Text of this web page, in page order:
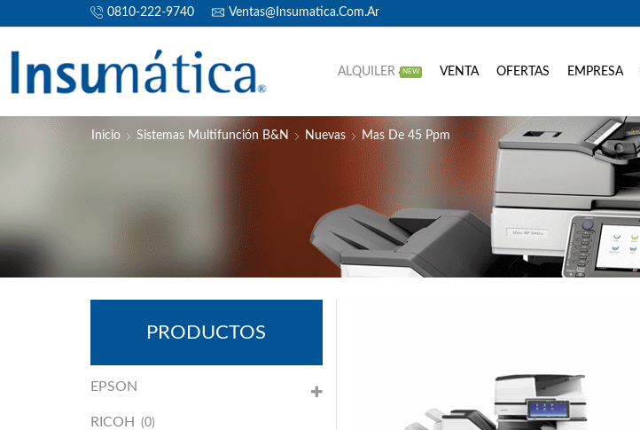
0810-222-9740 Ventas@insumatica.com.ar
ALQUILER NEW VENTA OFERTAS EMPRESA
Inicio Sistemas Multifunción B&N Nuevas Mas De 45 Ppm
PRODUCTOS
EPSON
RICOH (0)